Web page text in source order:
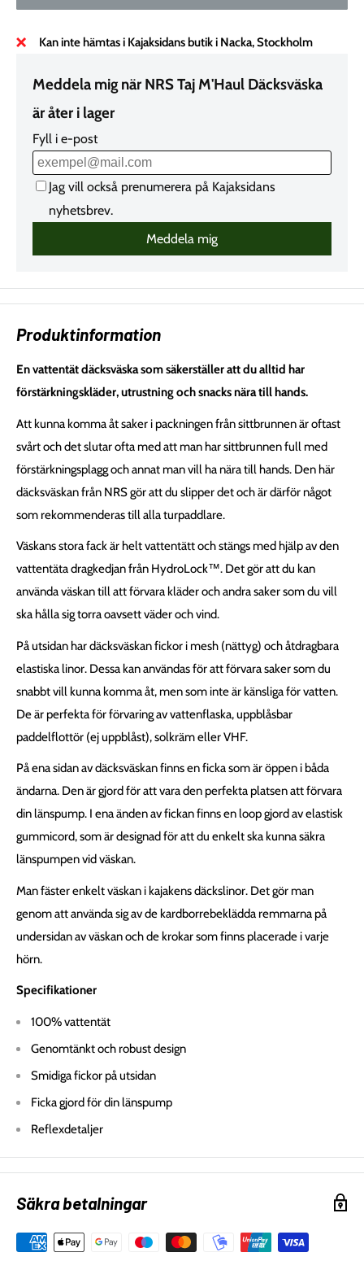
Kan inte hämtas i Kajaksidans butik i Nacka, Stockholm
Produktinformation
En vattentät däcksväska som säkerställer att du alltid har
förstärkningskläder, utrustning och snacks nära till hands.
Att kunna komma åt saker i packningen från sittbrunnen är oftast
svårt och det slutar ofta med att man har sittbrunnen full med
förstärkningsplagg och annat man vill ha nära till hands. Den här
däcksväskan från NRS gör att du slipper det och är därför något
som rekommenderas till alla turpaddlare.
Väskans stora fack är helt vattentätt och stängs med hjälp av den
vattentäta dragkedjan från HydroLock™. Det gör att du kan
använda väskan till att förvara kläder och andra saker som du vill
ska hålla sig torra oavsett väder och vind.
På utsidan har däcksväskan fickor i mesh (nättyg) och åtdragbara
elastiska linor. Dessa kan användas för att förvara saker som du
snabbt vill kunna komma åt, men som inte är känsliga för vatten.
De är perfekta för förvaring av vattenflaska, uppblåsbar
paddelflottör (ej uppblåst), solkräm eller VHF.
På ena sidan av däcksväskan finns en ficka som är öppen i båda
ändarna. Den är gjord för att vara den perfekta platsen att förvara
din länspump. I ena änden av fickan finns en loop gjord av elastisk
gummicord, som är designad för att du enkelt ska kunna säkra
länspumpen vid väskan.
Man fäster enkelt väskan i kajakens däckslinor. Det gör man
genom att använda sig av de kardborrebeklädda remmarna på
undersidan av väskan och de krokar som finns placerade i varje
hörn.
Specifikationer
100% vattentät
Genomtänkt och robust design
Smidiga fickor på utsidan
Ficka gjord för din länspump
Reflexdetaljer
Säkra betalningar